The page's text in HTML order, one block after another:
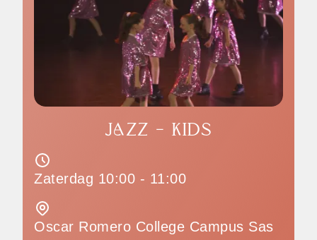
JAZZ - KIDS
Zaterdag 10:00 - 11:00
Oscar Romero College Campus Sas